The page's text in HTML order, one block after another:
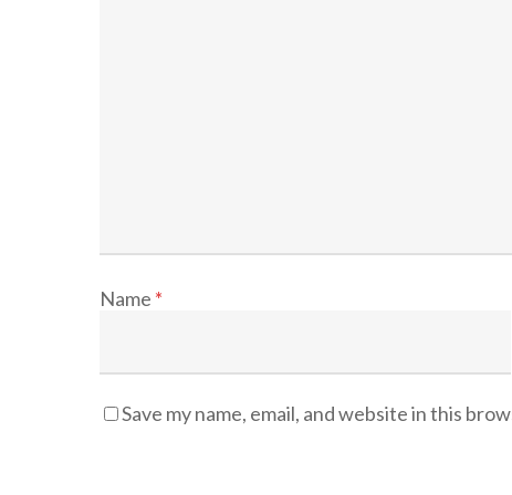
Name *
Save my name, email, and website in this